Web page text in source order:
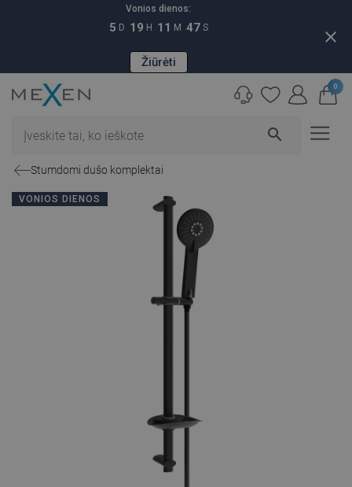
Vonios dienos:
5 D 19 H 11 M 46 S
Žiūrėti
close
search
0
Stumdomi dušo komplektai
VONIOS DIENOS